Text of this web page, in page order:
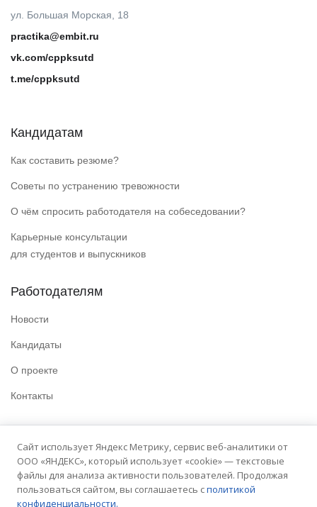
ул. Большая Морская, 18
practika@embit.ru
vk.com/cppksutd
t.me/cppksutd
Кандидатам
Как составить резюме?
Советы по устранению тревожности
О чём спросить работодателя на собеседовании?
Карьерные консультации
для студентов и выпускников
Работодателям
Новости
Кандидаты
О проекте
Контакты
Политика конфиденциальности
Условия использования
Сайт использует Яндекс Метрику, сервис веб-аналитики от
ООО «ЯНДЕКС», который использует «cookie» — текстовые
файлы для анализа активности пользователей. Продолжая
пользоваться сайтом, вы соглашаетесь сполитикой
конфиденциальности.